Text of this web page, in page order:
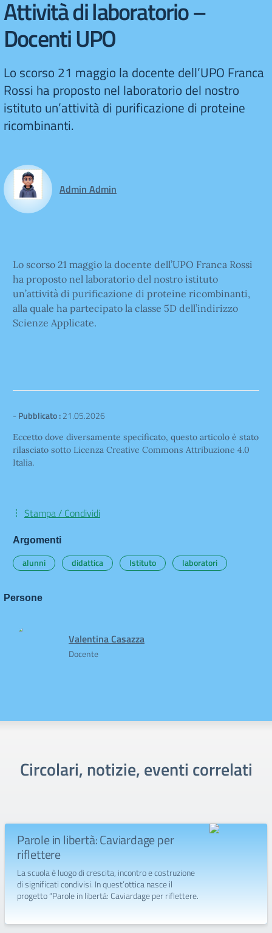
Attività di laboratorio –
Docenti UPO
Lo scorso 21 maggio la docente dell’UPO Franca
Rossi ha proposto nel laboratorio del nostro
istituto un’attività di purificazione di proteine
ricombinanti.
Admin Admin
Lo scorso 21 maggio la docente dell’UPO Franca Rossi
ha proposto nel laboratorio del nostro istituto
un’attività di purificazione di proteine ricombinanti,
alla quale ha partecipato la classe 5D dell’indirizzo
Scienze Applicate.
- Pubblicato :21.05.2026
Eccetto dove diversamente specificato, questo articolo è stato
rilasciato sotto Licenza Creative Commons Attribuzione 4.0
Italia.
Stampa / Condividi
Argomenti
alunni didattica Istituto laboratori
Persone
Valentina Casazza
Docente
Circolari, notizie, eventi correlati
Parole in libertà: Caviardage per
riflettere
La scuola è luogo di crescita, incontro e costruzione
di significati condivisi. In quest’ottica nasce il
progetto “Parole in libertà: Caviardage per riflettere.